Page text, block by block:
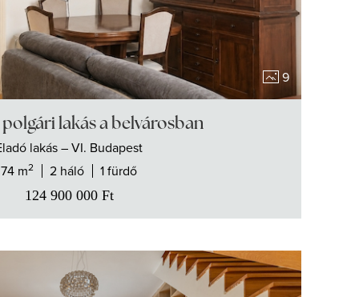
9
lakás a belvárosban
lakás– VI. Budapest
74 m2 2 háló 1 fürdő
124 900 000 Ft